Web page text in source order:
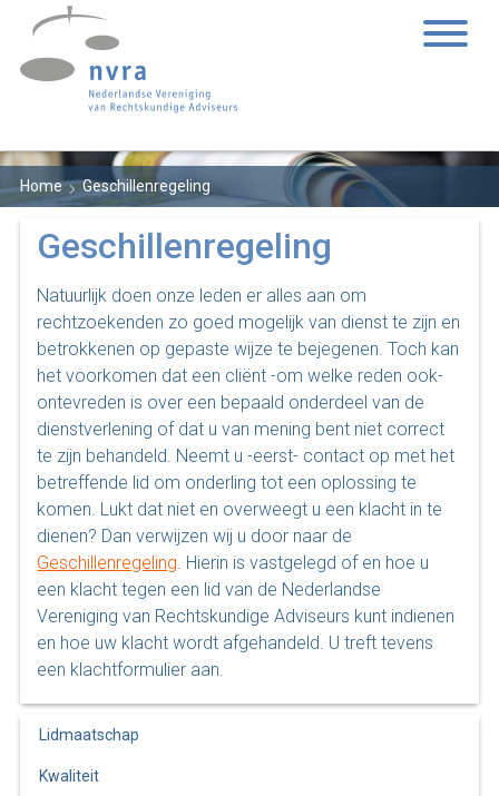
Home Geschillenregeling
Geschillenregeling
Natuurlijk doen onze leden er alles aan om
rechtzoekenden zo goed mogelijk van dienst te zijn en
betrokkenen op gepaste wijze te bejegenen. Toch kan
het voorkomen dat een cliënt -om welke reden ook-
ontevreden is over een bepaald onderdeel van de
dienstverlening of dat u van mening bent niet correct
te zijn behandeld. Neemt u -eerst- contact op met het
betreffende lid om onderling tot een oplossing te
komen. Lukt dat niet en overweegt u een klacht in te
dienen? Dan verwijzen wij u door naar de
Geschillenregeling . Hierin is vastgelegd of en hoe u
een klacht tegen een lid van de Nederlandse
Vereniging van Rechtskundige Adviseurs kunt indienen
en hoe uw klacht wordt afgehandeld. U treft tevens
een klachtformulier aan.
Lidmaatschap
Kwaliteit